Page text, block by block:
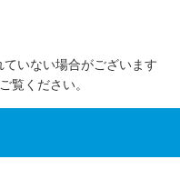
いない場合がございます
覧ください。